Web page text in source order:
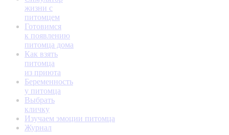
жизни с
питомцем
Готовимся
к появлению
питомца дома
Как взять
питомца
из приюта
Беременность
у питомца
Выбрать
кличку
Изучаем эмоции питомца
Журнал